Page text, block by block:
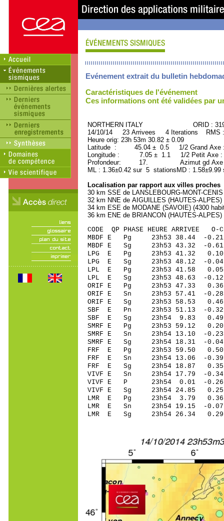
Evénement extrait du bulletin
Caractéristiques de l'événement
Ces informations ont été validées par
NORTHERN ITALY ORID :
14/10/14 23 Arrivees 4 Iterations RMS
Heure orig: 23h 53m 30.82 ± 0.09
Latitude : 45.04 ± 0.5 1/2 Grand
Longitude : 7.05 ± 1.1 1/2 Petit Axe
Profondeur: 17. Azimut gd Axe :
ML : 1.36±0.42 sur 5 stationsMD :
Localisation par rapport aux villes proches
30 km SSE de LANSLEBOURG-MONT-
32 km NNE de AIGUILLES (HAUTES-ALPES)
34 km ESE de MODANE (SAVOIE) (4300
36 km ENE de BRIANCON (HAUTES-ALPES)
CODE QP PHASE HEURE
MBDF E Pg 23h53 38.44 -
MBDF E Sg 23h53 43.32
LPG E Pg 23h53 41.32 0.10
LPG E Sg 23h53 48.12 -
LPL E Pg 23h53 41.58 0.05
LPL E Sg 23h53 48.63 -
ORIF E Pg 23h53 47.33
ORIF E Sn 23h53 57.41 -
ORIF E Sg 23h53 58.53
SBF E Pn 23h53 51.13 -0.32
SBF E Sg 23h54 9.83
SMRF E Pg 23h53 59.12 0.20
SMRF E Sn 23h54 13.10 -0.23
SMRF E Sg 23h54 18.31 -
FRF E Pg 23h53 59.50 0.50
FRF E Sn 23h54 13.06 -0.39
FRF E Sg 23h54 18.87
VIVF E Sn 23h54 17.79 -0.34
VIVF E P 23h54 0.01 -0.26
VIVF E Sg 23h54 24.85
LMR E Pg 23h54 3.79 0.36
LMR E Sn 23h54 19.15 -0.07
LMR E Sg 23h54 26.34